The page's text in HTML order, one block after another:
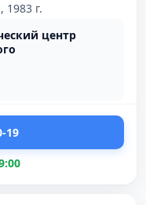
г.
центр
19